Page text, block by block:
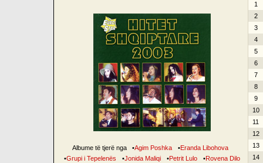
Albume të tjerë nga •Agim Poshka •Eranda Libohova
•Grupi i Tepelenës •Jonida Maliqi •Petrit Lulo •Rovena Dilo
1
2
3
4
5
6
7
8
9
10
11
12
13
14